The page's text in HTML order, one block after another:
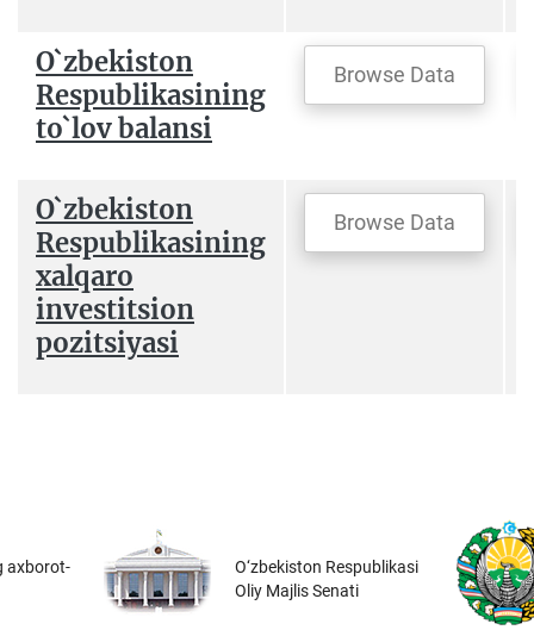
O`zbekiston
Respublikasining
to`lov balansi
Browse Data
O`zbekiston
Respublikasining
xаlqaro
investitsion
pozitsiyasi
Browse Data
axborot-
O‘zbekiston Respublikasi
Oliy Majlis Senati